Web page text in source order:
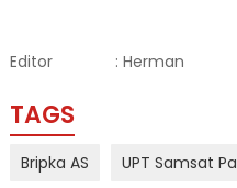
Editor : Herman
TAGS
Bripka AS UPT Samsat